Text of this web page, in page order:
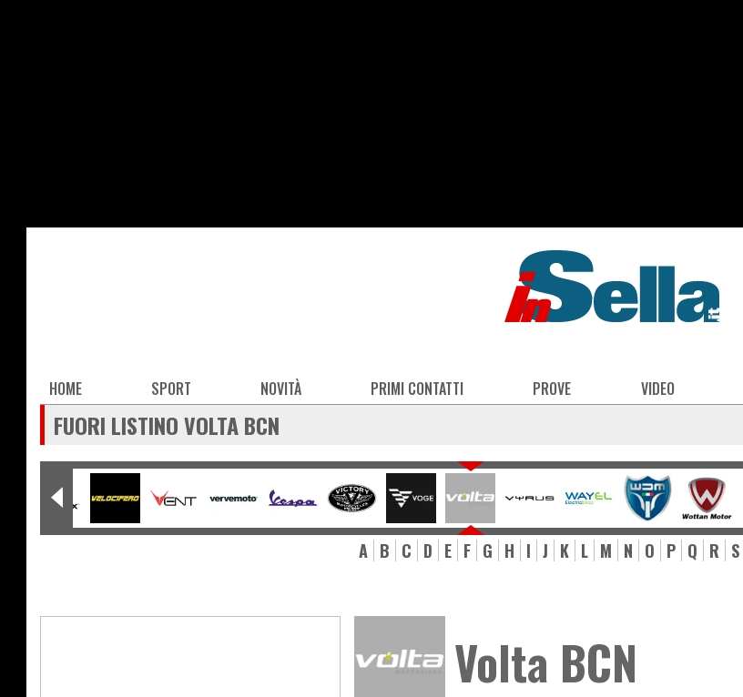
Main
navigation
HOME SPORT NOVITÀ PRIMI CONTATTI PROVE VIDEO
FUORI LISTINO VOLTA BCN
A B C D E F G H I J K L M N O P Q R S
Volta BCN